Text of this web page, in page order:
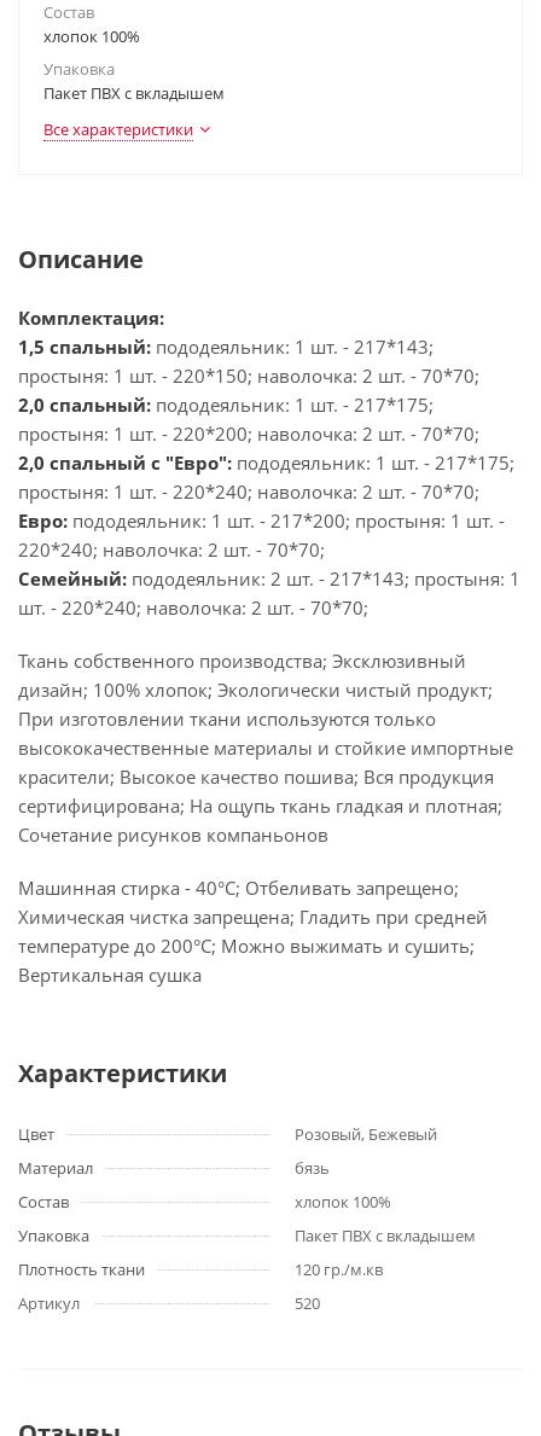
Состав
хлопок 100%
Упаковка
Пакет ПВХ с вкладышем
Все характеристики
Описание
Комплектация:
1,5 спальный: пододеяльник: 1 шт. - 217*143;
простыня: 1 шт. - 220*150; наволочка: 2 шт. - 70*70;
2,0 спальный: пододеяльник: 1 шт. - 217*175;
простыня: 1 шт. - 220*200; наволочка: 2 шт. - 70*70;
2,0 спальный с "Евро": пододеяльник: 1 шт. - 217*175;
простыня: 1 шт. - 220*240; наволочка: 2 шт. - 70*70;
Евро: пододеяльник: 1 шт. - 217*200; простыня: 1 шт. -
220*240; наволочка: 2 шт. - 70*70;
Семейный: пододеяльник: 2 шт. - 217*143; простыня: 1
шт. - 220*240; наволочка: 2 шт. - 70*70;
Ткань собственного производства; Эксклюзивный
дизайн; 100% хлопок; Экологически чистый продукт;
При изготовлении ткани используются только
высококачественные материалы и стойкие импортные
красители; Высокое качество пошива; Вся продукция
сертифицирована; На ощупь ткань гладкая и плотная;
Сочетание рисунков компаньонов
Машинная стирка - 40°C; Отбеливать запрещено;
Химическая чистка запрещена; Гладить при средней
температуре до 200°С; Можно выжимать и сушить;
Вертикальная сушка
Характеристики
Цвет
Розовый, Бежевый
Материал
бязь
Состав
хлопок 100%
Упаковка
Пакет ПВХ с вкладышем
Плотность ткани
120 гр./м.кв
Артикул
520